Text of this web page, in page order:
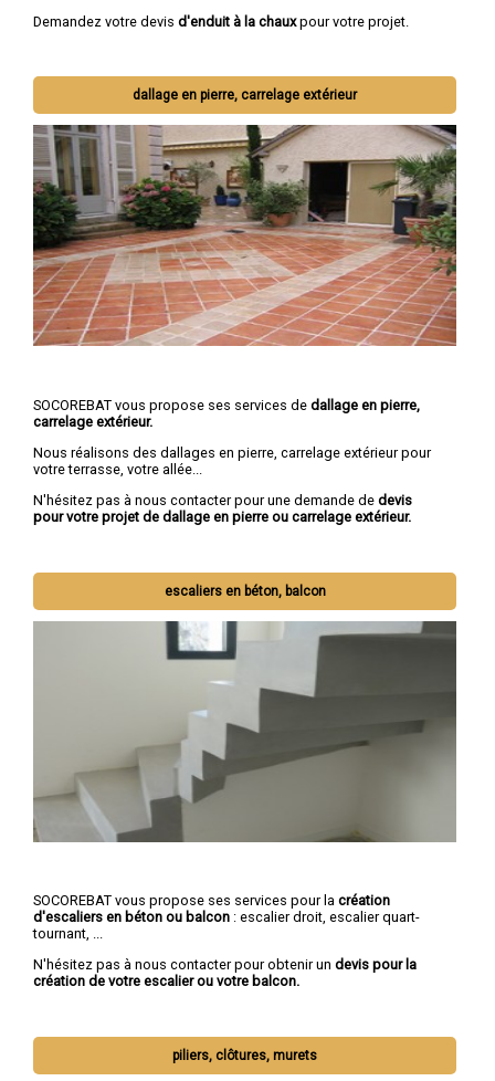
Demandez votre devis d'enduit à la chauxpour votre projet.
dallage en pierre, carrelage extérieur
SOCOREBAT vous propose ses services de dallage en pierre,
carrelage extérieur.
Nous réalisons des dallages en pierre, carrelage extérieur pour
votre terrasse, votre allée...
N'hésitez pas à nous contacter pour une demande de devis
pour votre projet de dallage en pierre ou carrelage extérieur.
escaliers en béton, balcon
SOCOREBAT vous propose ses services pour la création
d'escaliers en béton ou balcon : escalier droit, escalier quart-
tournant, ...
N'hésitez pas à nous contacter pour obtenir un devis pour la
création de votre escalier ou votre balcon.
piliers, clôtures, murets